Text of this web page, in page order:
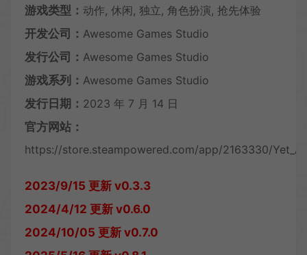
游戏类型： 动作, 休闲, 独立, 角色扮演, 抢先体验
开发公司： Awesome Games Studio
发行公司： Awesome Games Studio
游戏系列： Awesome Games Studio
发行日期： 2023 年 7 月 14 日
官方网站：
https://store.steampowered.com/app/2163330/
2023/9/15 更新 v0.3.3
2024/4/12 更新 v0.6.0
2024/10/05 更新 v0.7.0